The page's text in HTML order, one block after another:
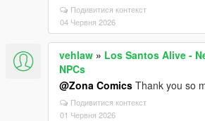
Подивитися контекст
04 Червня 2026
vehlaw » Los Santos Alive -
NPCs
@Zona Comics Thank you so
Подивитися контекст
01 Червня 2026